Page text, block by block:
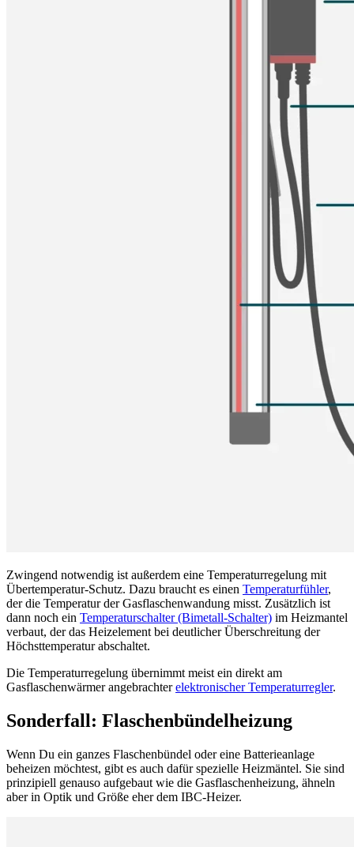
Zwingend notwendig ist außerdem eine Temperaturregelung mit
Übertemperatur-Schutz. Dazu braucht es einen Temperaturfühler,
der die Temperatur der Gasflaschenwandung misst. Zusätzlich ist
dann noch ein Temperaturschalter (Bimetall-Schalter) im Heizmantel
verbaut, der das Heizelement bei deutlicher Überschreitung der
Höchsttemperatur abschaltet.
Die Temperaturregelung übernimmt meist ein direkt am
Gasflaschenwärmer angebrachterelektronischer Temperaturregler.
Sonderfall: Flaschenbündelheizung
Wenn Du ein ganzes Flaschenbündel oder eine Batterieanlage
beheizen möchtest, gibt es auch dafür spezielle Heizmäntel. Sie sind
prinzipiell genauso aufgebaut wie die Gasflaschenheizung, ähneln
aber in Optik und Größe eher dem IBC-Heizer.